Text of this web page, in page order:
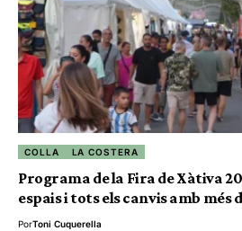
COLLA LA COSTERA
Programa de la Fira de Xàtiva
espais i tots els canvis amb més
PorToni Cuquerella